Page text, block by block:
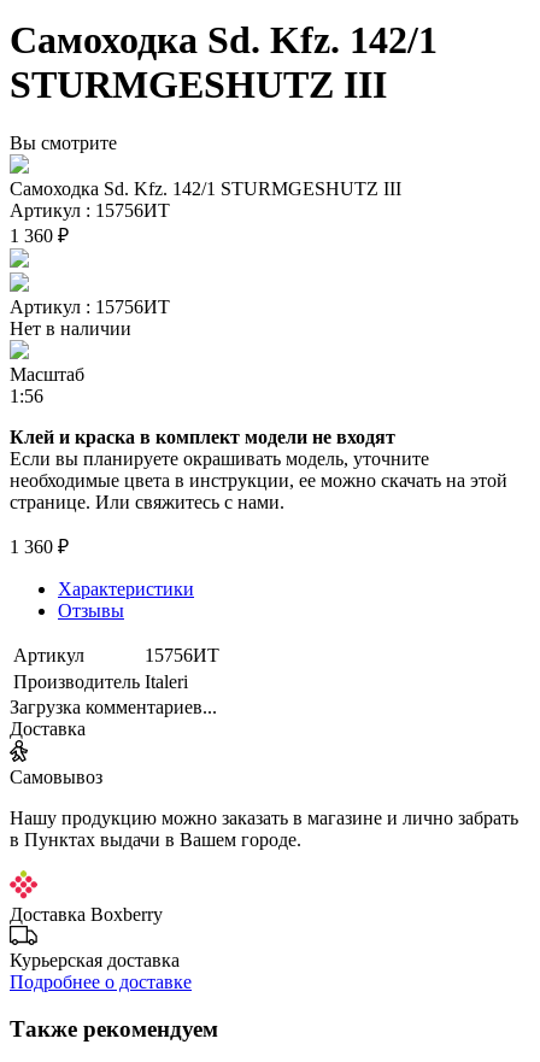
Самоходка Sd. Kfz. 142/1
STURMGESHUTZ III
Вы смотрите
Самоходка Sd. Kfz. 142/1 STURMGESHUTZ III
Артикул : 15756ИТ
1 360 ₽
Артикул : 15756ИТ
Нет в наличии
Масштаб
1:56
Клей и краска в комплект модели не входят
Если вы планируете окрашивать модель, уточните
необходимые цвета в инструкции, ее можно скачать на этой
странице. Или свяжитесь с нами.
1 360 ₽
Характеристики
Отзывы
Артикул
15756ИТ
Производитель Italeri
Загрузка комментариев...
Доставка
Самовывоз
Нашу продукцию можно заказать в магазине и лично забрать
в Пунктах выдачи в Вашем городе.
Доставка Boxberry
Курьерская доставка
Подробнее о доставке
Также рекомендуем